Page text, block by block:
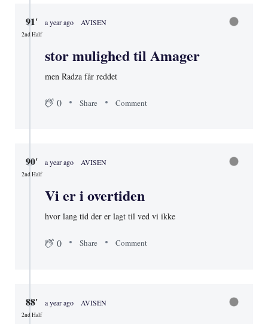
91′
2nd Half
a year ago AVISEN
stor mulighed til Amager
men Radza får reddet
0 Share Comment
90′
2nd Half
a year ago AVISEN
Vi er i overtiden
hvor lang tid der er lagt til ved vi ikke
0 Share Comment
88′
2nd Half
a year ago AVISEN